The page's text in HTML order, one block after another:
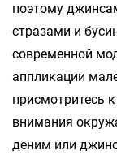
поэтому
стразами и
современной
аппликации
присмотритесь
внимания
деним или